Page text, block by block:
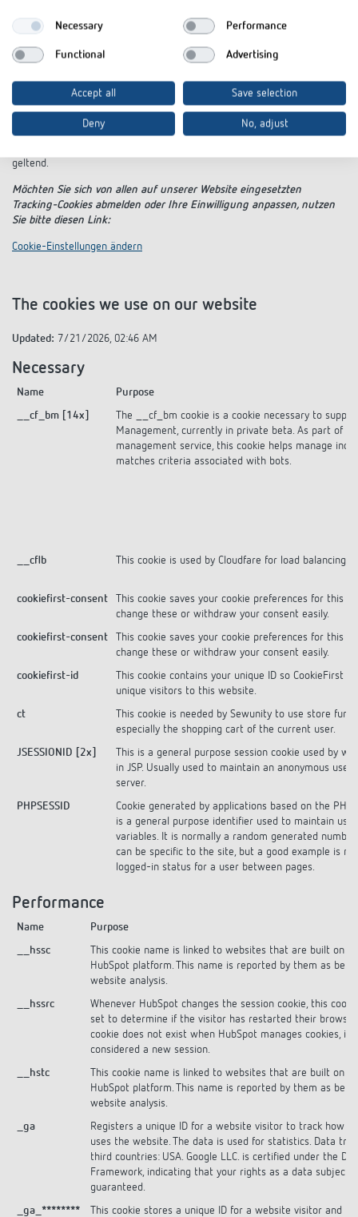
Sie können dem Einsatz von Cookies, die der Reichweitenmessung und
Werbezwecken dienen, ferner über die Deaktivierungsseite der
Netzwerkwerbeinitiative (
http://optout.networkadvertising.org/
zusätzlich die US-amerikanische Webseite
http://www.youronlinechoices.com/uk/your-ad-choices/)
widersprechen.
Bitte machen Sie in den jeweiligen Abschnitten dieser
geltend.
Möchten Sie sich von allen auf unserer Website eingesetzten
Tracking-Cookies abmelden oder Ihre Einwilligung anpassen, nutzen
Sie bitte diesen Link:
Cookie-Einstellungen ändern
The cookies we use on our website
Updated: 7/21/2026, 02:46 AM
Necessary
Name Purpose
__cf_bm [14x]
The __cf_bm cookie is a cookie necessary to
Management, currently in private beta. As part of
management service, this cookie helps manage
matches criteria associated with bots.
__cflb This cookie is used by Cloudfare for load balancing.
cookiefirst-consent
This cookie saves your cookie preferences for this
change these or withdraw your consent easily.
cookiefirst-consent
This cookie saves your cookie preferences for this
change these or withdraw your consent easily.
cookiefirst-id
This cookie contains your unique ID so CookieFirst
unique visitors to this website.
ct
This cookie is needed by Sewunity to use store
especially the shopping cart of the current user.
JSESSIONID [2x]
This is a general purpose session cookie used by
in JSP. Usually used to maintain an anonymous user
server.
PHPSESSID
Cookie generated by applications based on the PHP
is a general purpose identifier used to maintain
variables. It is normally a random generated
can be specific to the site, but a good example is
logged-in status for a user between pages.
Performance
Name Purpose
__hssc
This cookie name is linked to websites that are built on
HubSpot platform. This name is reported by them as
website analysis.
__hssrc
Whenever HubSpot changes the session cookie, this
set to determine if the visitor has restarted their
cookie does not exist when HubSpot manages cookies, it
considered a new session.
__hstc
This cookie name is linked to websites that are built on
HubSpot platform. This name is reported by them as
website analysis.
_ga
Registers a unique ID for a website visitor to track how
uses the website. The data is used for statistics. Data
third countries: USA. Google LLC. is certified under the
Framework, indicating that your rights as a data subject
guaranteed.
_ga_********
This cookie stores a unique ID for a website visitor and
Necessary Performance
Functional Advertising
Accept all Save selection
Deny No, adjust